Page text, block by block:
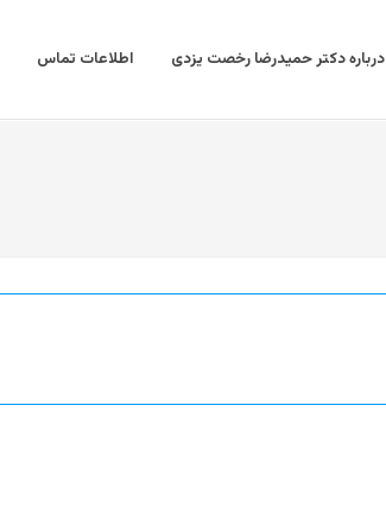
درباره دکتر حمیدرضا رخصت یزدی اطلاعات تماس